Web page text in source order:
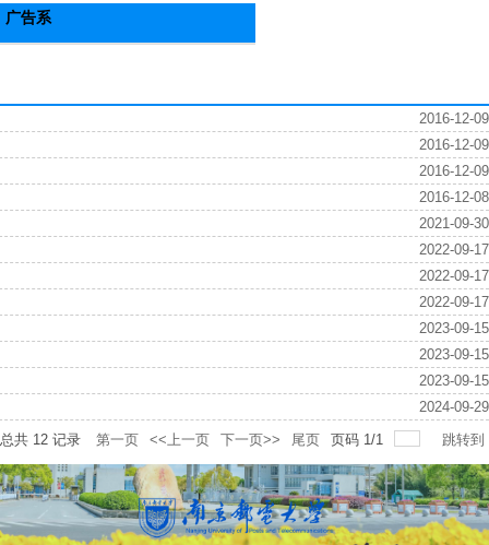
广告系
2016-12-09
2016-12-09
2016-12-09
2016-12-08
2021-09-30
2022-09-17
2022-09-17
2022-09-17
2023-09-15
2023-09-15
2023-09-15
2024-09-29
总共 12 记录 第一页 <<上一页 下一页>> 尾页 页码 1/1 跳转到